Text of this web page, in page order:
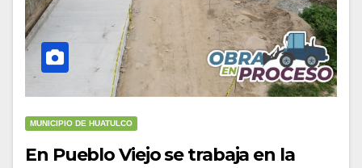
MUNICIPIO DE HUATULCO
En Pueblo Viejo se trabaja en la